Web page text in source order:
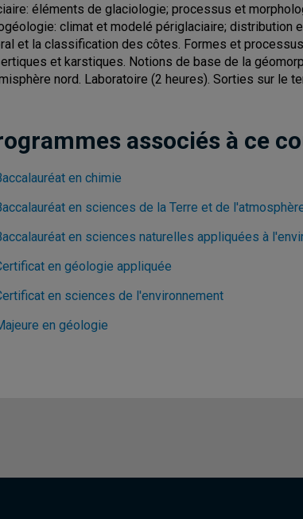
éléments de glaciologie; processus et
climat et modelé périglaciaire; distribution
et la classification des côtes. Formes et
et karstiques. Notions de base de la
nord. Laboratoire (2 heures). Sorties sur le
associés à ce
en chimie
en sciences de la Terre et de
en sciences naturelles appliquées à
en géologie appliquée
en sciences de l'environnement
en géologie